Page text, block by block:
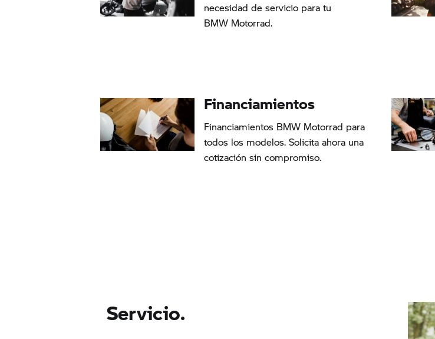
necesidad de servicio para tu
BMW Motorrad.
Financiamientos
Financiamientos BMW Motorrad para
todos los modelos. Solicita ahora una
cotización sin compromiso.
Servicio.